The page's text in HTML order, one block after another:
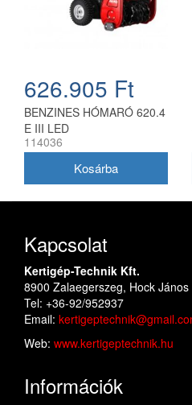
626.905 Ft
BENZINES HÓMARÓ 620.4
E III LED
114036
Kapcsolat
Kertigép-Technik Kft.
8900 Zalaegerszeg, Hock János
Tel: +36-92/952937
Email:
Web: www.kertigeptechnik.hu
Információk